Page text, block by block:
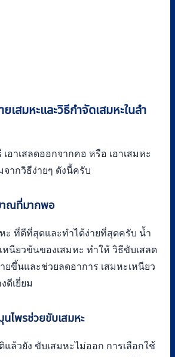
เสมหะและวิธีกำจัดเสมหะในลำ
อาเสลดออกจากคอ หรือ เอาเสมหะ
จากวิธีง่ายๆ ดังนี้ครับ
าณที่มากพอ
ะ ที่ดีที่สุดและทำได้ง่ายที่สุดครับ น้ำ
นียวข้นของเสมหะ ทำให้ วิธีขับเสลด
ยขึ้นและช่วยลดอาการ เสมหะเหนียว
ดีเยี่ยม
ไพรช่วยขับเสมหะ
ล้วยัง ขับเสมหะไม่ออก การเลือกใช้